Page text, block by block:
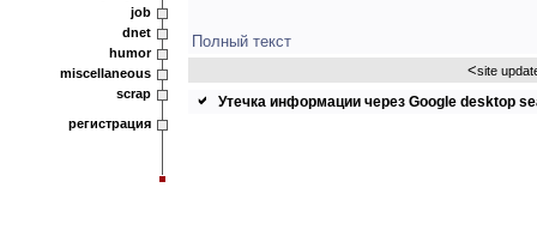
job
dnet
humor
miscellaneous
scrap
регистрация
Полный текст
<site
Утечка информации через Google desktop